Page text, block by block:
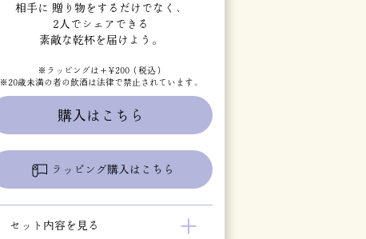
相手に 贈り物をするだけでなく、
2人でシェアできる
素敵な乾杯を届けよう。
※ラッピングは＋¥200（税込）
※20歳未満の者の飲酒は法律で禁止されています。
購入はこちら
ラッピング購入はこちら
セット内容を見る ＋